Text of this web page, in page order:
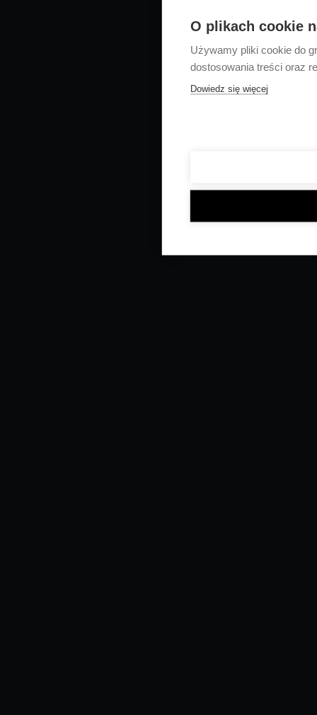
O plikach cookie
Używamy pliki cookie do
dostosowania treści oraz
Dowiedz się więcej